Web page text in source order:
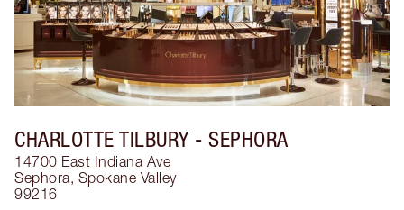
CHARLOTTE TILBURY - SEPHORA
14700 East Indiana Ave
Sephora, Spokane Valley
99216